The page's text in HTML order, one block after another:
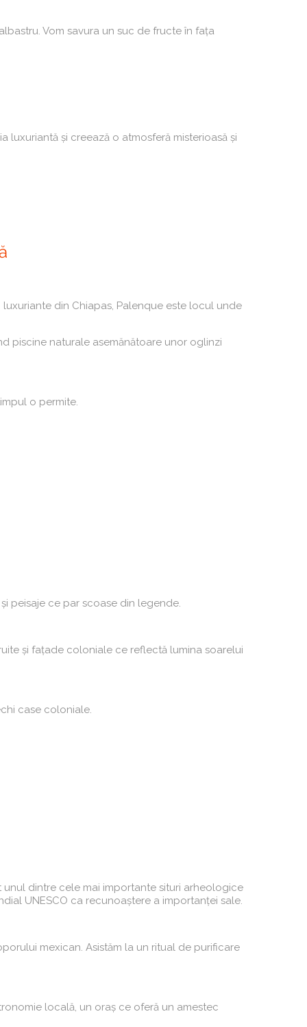
Vom savura un suc de fructe în fața
luxuriantă și creează o atmosferă misterioasă și
din Chiapas, Palenque este locul unde
piscine naturale asemănătoare unor oglinzi
o permite.
peisaje ce par scoase din legende.
și fațade coloniale ce reflectă lumina soarelui
case coloniale.
dintre cele mai importante situri arheologice
UNESCO ca recunoaștere a importanței sale.
mexican. Asistăm la un ritual de purificare
locală, un oraș ce oferă un amestec